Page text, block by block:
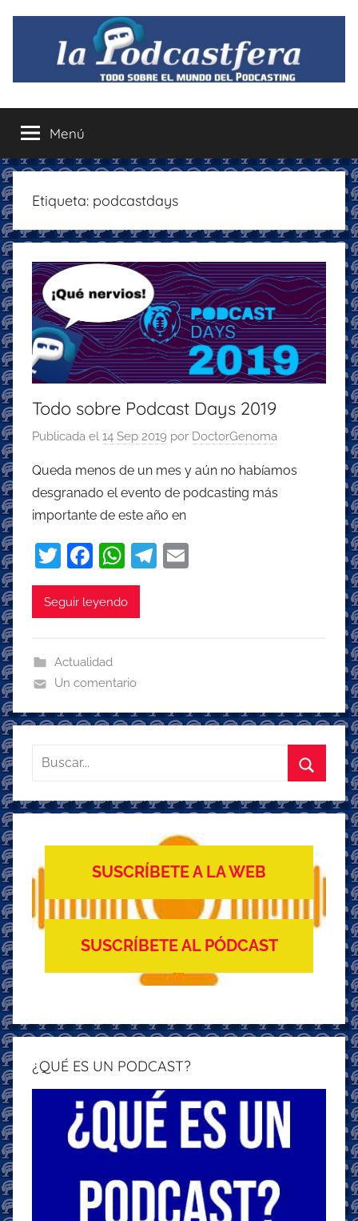
contenido
La
Podcastfera
el
mundo
del
podcasting
recomendaciones
disfrutar
podcastfera
Menú
Etiqueta: podcastdays
Todo sobre Podcast Days 2019
Publicada el 14 Sep 2019 por DoctorGenoma
Queda menos de un mes y aún no habíamos
desgranado el evento de podcasting más
importante de este año en
T
w
itt
F
a
c
b
o
o
k
W
h
at
p
p
T
Seguir leyendo
Actualidad
Un comentario
Buscar:
Buscar
SUSCRÍBETE A LA WEB
SUSCRÍBETE AL PÓDCAST
¿QUÉ ES UN PODCAST?